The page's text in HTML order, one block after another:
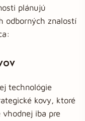
plánujú
odborných znalostí
technológie
kovy, ktoré
vhodnej iba pre